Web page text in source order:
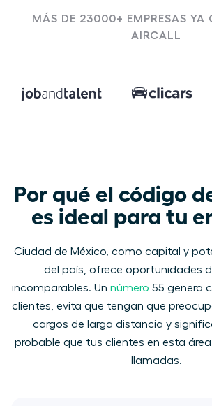
MÁS DE 23000+ EMPRESAS YA
AIRCALL
Por qué el código
es ideal para tu
Ciudad de México, como capital y
del país, ofrece oportunidades
incomparables. Un número 55 genera
clientes, evita que tengan que
cargos de larga distancia y
probable que tus clientes en esta
llamadas.